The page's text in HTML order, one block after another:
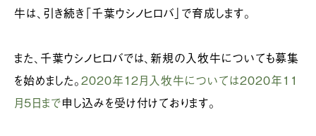
牛は、引き続き「千葉ウシノヒロバ」で育成します。
また、千葉ウシノヒロバでは、新規の入牧牛についても募集
を始めました。2020年12月入牧牛については2020年11
月5日まで申し込みを受け付けております。